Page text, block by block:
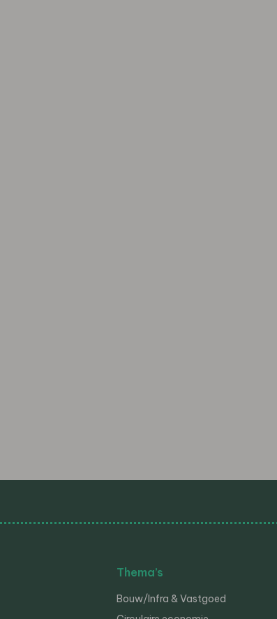
Thema’s
Bouw/Infra & Vastgoed